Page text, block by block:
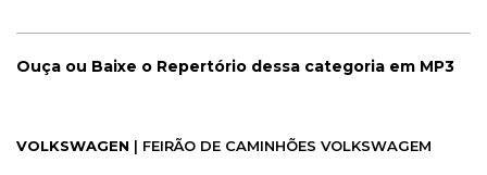
Ouça ou Baixe o Repertório dessa categoria em MP3
VOLKSWAGEN | FEIRÃO DE CAMINHÕES VOLKSWAGEM